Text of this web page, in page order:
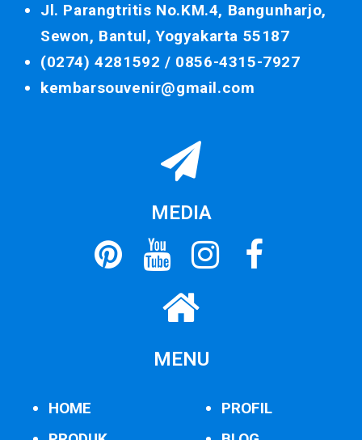
Jl. Parangtritis No.KM.4, Bangunharjo,
Sewon, Bantul, Yogyakarta 55187
(0274) 4281592 / 0856-4315-7927
kembarsouvenir@gmail.com
MEDIA
MENU
HOME
PROFIL